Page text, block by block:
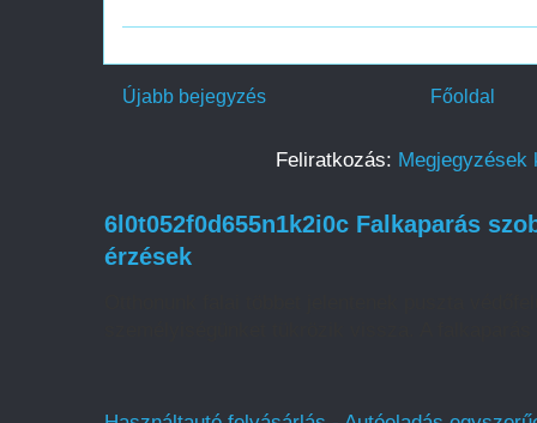
Újabb bejegyzés Főoldal
Feliratkozás: Megjegyzések
6l0t052f0d655n1k2i0c Falkaparás
érzések